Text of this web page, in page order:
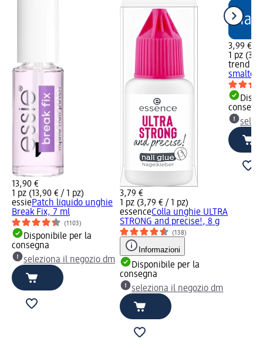
13,90 €
1 pz (13,90 € / 1 pz)
essiePatch liquido unghie
Break Fix, 7 ml
(1103)
Disponibile per la
consegna
seleziona il negozio dm
3,79 €
1 pz (3,79 € / 1 pz)
essenceColla unghie ULTRA
STRONG and precise!, 8 g
(138)
Informazioni
Disponibile per la
consegna
seleziona il negozio dm
3,99 €
1 pz
trend !t
smalto,